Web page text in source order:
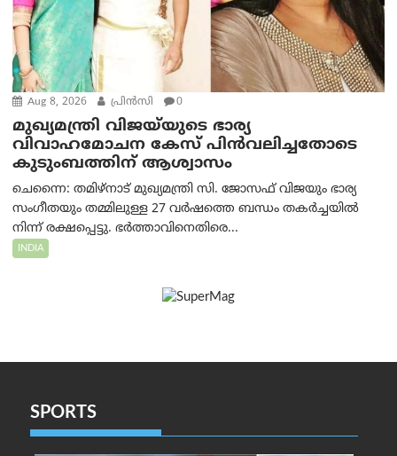
Aug 8, 2026 പ്രിന്‍സി 0
മുഖ്യമന്ത്രി വിജയ്‌യുടെ ഭാര്യ
വിവാഹമോചന കേസ് പിൻവലിച്ചതോടെ
കുടുംബത്തിന് ആശ്വാസം
ചെന്നൈ: തമിഴ്‌നാട് മുഖ്യമന്ത്രി സി. ജോസഫ് വിജയും ഭാര്യ
സംഗീതയും തമ്മിലുള്ള 27 വർഷത്തെ ബന്ധം തകർച്ചയിൽ
നിന്ന് രക്ഷപ്പെട്ടു. ഭർത്താവിനെതിരെ...
INDIA
SPORTS